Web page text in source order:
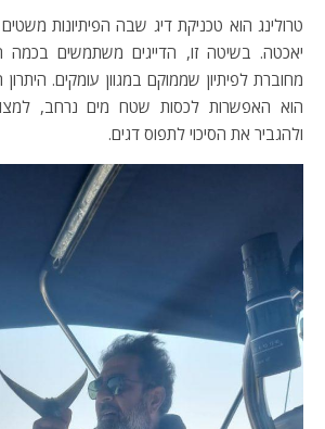
טרולינג הוא טכניקת דיג שבה הפיתיונות
יאכטה. בשיטה זו, הדייגים משתמשים
מחוברת לפיתיון שממוקם במגוון עומקים. היתרון
הוא האפשרות לכסות שטח מים נרחב,
ולהגביר את הסיכוי לתפוס דגים.